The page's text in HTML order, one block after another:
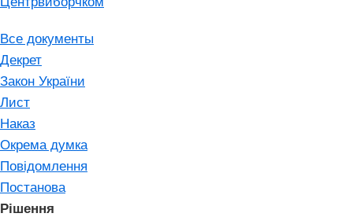
Все документы
Декрет
Закон України
Лист
Наказ
Окрема думка
Повідомлення
Постанова
Рішення